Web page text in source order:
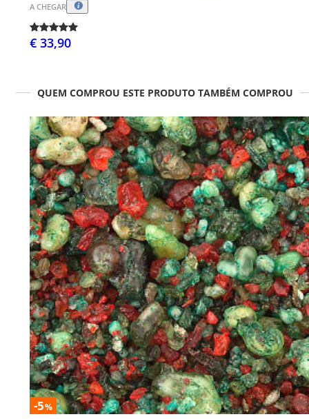
A CHEGAR
€ 33,90
QUEM COMPROU ESTE PRODUTO TAMBÉM COMPROU
-5%